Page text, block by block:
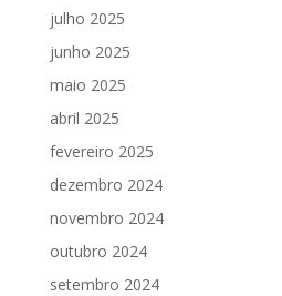
julho 2025
junho 2025
maio 2025
abril 2025
fevereiro 2025
dezembro 2024
novembro 2024
outubro 2024
setembro 2024